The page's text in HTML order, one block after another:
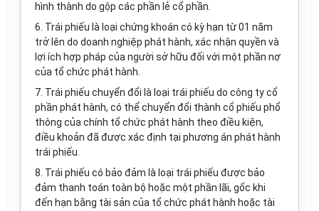
hình thành do gộp các phần lẻ cổ phần.
6. Trái phiếu là loại chứng khoán có kỳ hạn từ 01 năm
trở lên do doanh nghiệp phát hành, xác nhận quyền và
lợi ích hợp pháp của người sở hữu đối với một phần nợ
của tổ chức phát hành.
7. Trái phiếu chuyển đổi là loại trái phiếu do công ty cổ
phần phát hành, có thể chuyển đổi thành cổ phiếu phổ
thông của chính tổ chức phát hành theo điều kiện,
điều khoản đã được xác định tại phương án phát hành
trái phiếu.
8. Trái phiếu có bảo đảm là loại trái phiếu được bảo
đảm thanh toán toàn bộ hoặc một phần lãi, gốc khi
đến hạn bằng tài sản của tổ chức phát hành hoặc tài